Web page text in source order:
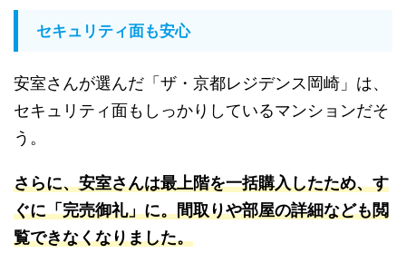
セキュリティ面も安心
安室さんが選んだ「ザ・京都レジデンス岡崎」は、
セキュリティ面もしっかりしているマンションだそ
う。
さらに、安室さんは最上階を一括購入したため、す
ぐに「完売御礼」に。間取りや部屋の詳細なども閲
覧できなくなりました。